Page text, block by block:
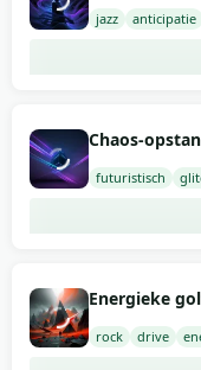
jazz anticipatie
Chaos-
futuristisch
Energieke
rock drive